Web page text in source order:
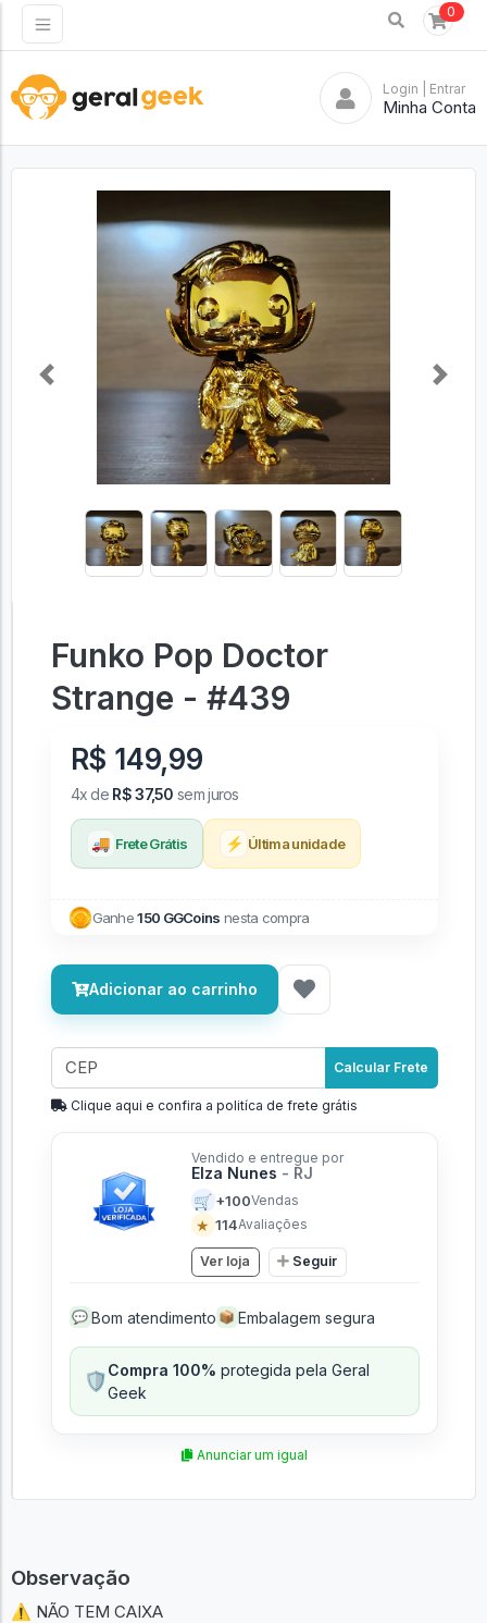
0
Login | Entrar
Minha Conta
Previous Next
Funko Pop Doctor
Strange - #439
R$ 149,99
4x de R$ 37,50 sem juros
🚚 Frete Grátis ⚡ Última unidade
Ganhe150 GGCoins nesta compra
Adicionar ao carrinho
Calcular Frete
Clique aqui e confira a politíca de frete grátis
Vendido e entregue por
Elza Nunes - RJ
🛒 +100Vendas
★ 114Avaliações
Ver loja Seguir
💬 Bom atendimento 📦 Embalagem segura
🛡️Compra 100% protegida pela Geral
Geek
Anunciar um igual
Observação
⚠️ NÃO TEM CAIXA